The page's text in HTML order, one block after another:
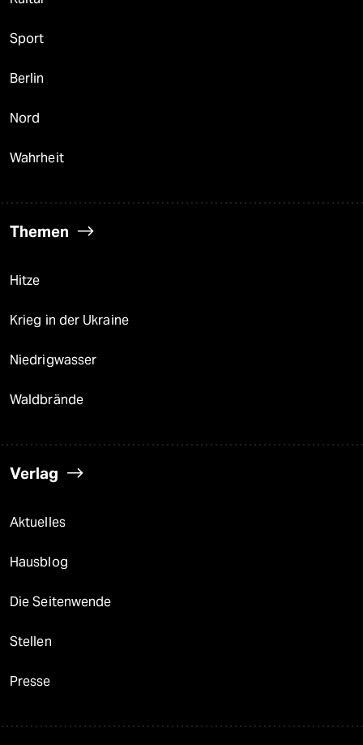
Sport
Berlin
Nord
Wahrheit
Themen
Hitze
Krieg in der Ukraine
Niedrigwasser
Waldbrände
Verlag
Aktuelles
Hausblog
Die Seitenwende
Stellen
Presse